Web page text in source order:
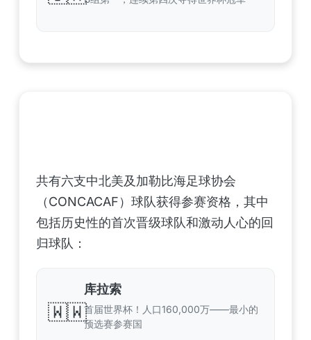
共有六支中北美及加勒比海足球协会
（CONCACAF）球队获得参赛资格，其中
包括历史性的首次晋级球队和激动人心的回
归球队：
🇼🇼
库拉索
首届世界杯！人口160,000万——最小的
预选赛参赛国